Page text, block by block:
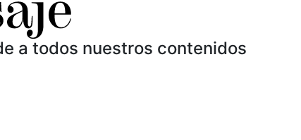
a todos nuestros contenidos